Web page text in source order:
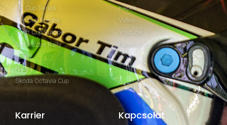
GT Cup Series
Clio Cup Europe
Swift Cup Europe
Szilveszter Rally
Rally2
Rally3
Skoda Octavia Cup
Képek
Video
Youtube
Facebook
Karrier Kapcsolat